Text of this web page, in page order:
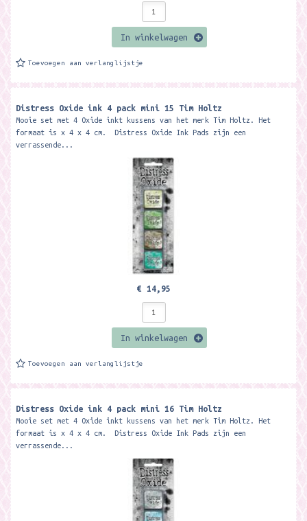
In winkelwagen
Toevoegen aan verlanglijstje
Distress Oxide ink 4 pack mini 15 Tim Holtz
Mooie set met 4 Oxide inkt kussens van het merk Tim Holtz. Het
formaat is x 4 x 4 cm. Distress Oxide Ink Pads zijn een
verrassende...
€ 14,95
In winkelwagen
Toevoegen aan verlanglijstje
Distress Oxide ink 4 pack mini 16 Tim Holtz
Mooie set met 4 Oxide inkt kussens van het merk Tim Holtz. Het
formaat is x 4 x 4 cm. Distress Oxide Ink Pads zijn een
verrassende...